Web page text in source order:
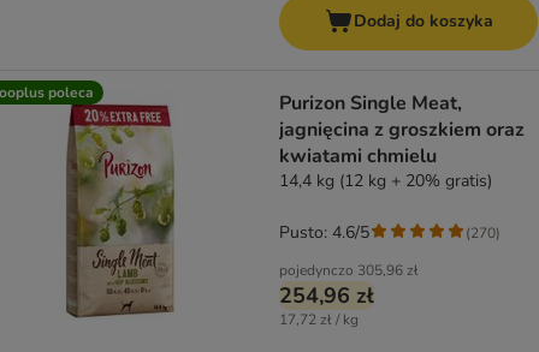
Dodaj do koszyka
poleca
Purizon Single Meat,
jagnięcina z groszkiem oraz
kwiatami chmielu
14,4 kg (12 kg + 20% gratis)
pojedynczo 305,96 zł
254,96 zł
17,72 zł / kg
Pusto: 4.6/5 (270)